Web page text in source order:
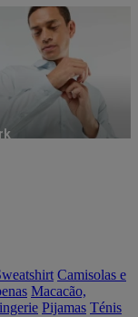
Camisolas e
Macacão,
Pijamas Ténis